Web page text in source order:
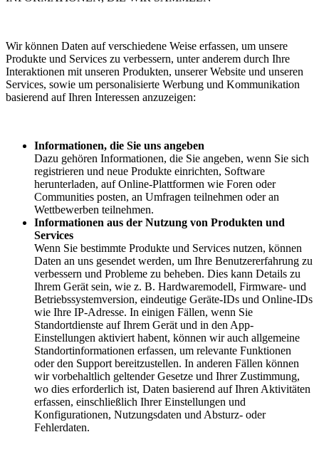
Wir können Daten auf verschiedene Weise erfassen, um unsere
Produkte und Services zu verbessern, unter anderem durch Ihre
Interaktionen mit unseren Produkten, unserer Website und unseren
Services, sowie um personalisierte Werbung und Kommunikation
basierend auf Ihren Interessen anzuzeigen:
Informationen, die Sie uns angeben
Dazu gehören Informationen, die Sie angeben, wenn Sie sich
registrieren und neue Produkte einrichten, Software
herunterladen, auf Online-Plattformen wie Foren oder
Communities posten, an Umfragen teilnehmen oder an
Wettbewerben teilnehmen.
Informationen aus der Nutzung von Produkten und
Services
Wenn Sie bestimmte Produkte und Services nutzen, können
Daten an uns gesendet werden, um Ihre Benutzererfahrung zu
verbessern und Probleme zu beheben. Dies kann Details zu
Ihrem Gerät sein, wie z. B. Hardwaremodell, Firmware- und
Betriebssystemversion, eindeutige Geräte-IDs und Online-IDs
wie Ihre IP-Adresse. In einigen Fällen, wenn Sie
Standortdienste auf Ihrem Gerät und in den App-
Einstellungen aktiviert habent, können wir auch allgemeine
Standortinformationen erfassen, um relevante Funktionen
oder den Support bereitzustellen. In anderen Fällen können
wir vorbehaltlich geltender Gesetze und Ihrer Zustimmung,
wo dies erforderlich ist, Daten basierend auf Ihren Aktivitäten
erfassen, einschließlich Ihrer Einstellungen und
Konfigurationen, Nutzungsdaten und Absturz- oder
Fehlerdaten.